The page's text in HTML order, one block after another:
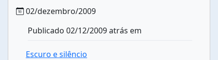
02/dezembro/2009
Publicado 02/12/2009 atrás em
Escuro e silêncio